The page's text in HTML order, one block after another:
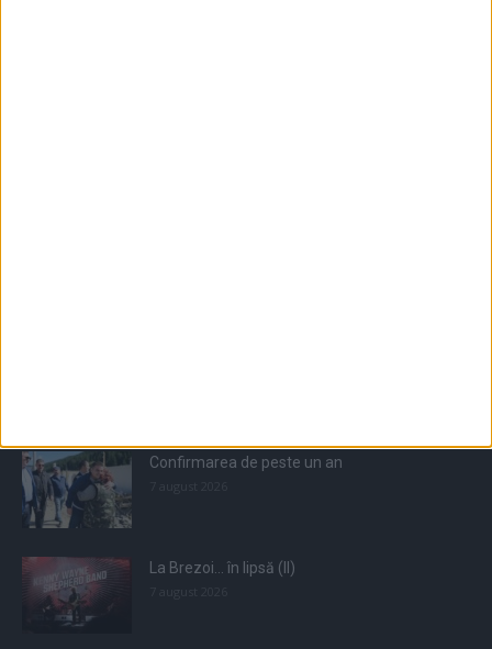
Confirmarea de peste un an
La Brezoi… în lipsă (II)